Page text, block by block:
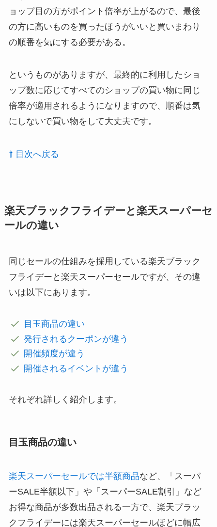
ョップ目の方がポイント倍率が上がるので、最後
の方に高いものを買ったほうがいいと買いまわり
の順番を気にする必要がある。
というものがありますが、最終的に利用したショ
ップ数に応じてすべてのショップの買い物に同じ
倍率が適用されるようになりますので、順番は気
にしないで買い物をして大丈夫です。
⇧ 目次へ戻る
楽天ブラックフライデーと楽天スーパーセ
ールの違い
同じセールの仕組みを採用している楽天ブラック
フライデーと楽天スーパーセールですが、その違
いは以下にあります。
目玉商品の違い
発行されるクーポンが違う
開催頻度が違う
開催されるイベントが違う
それぞれ詳しく紹介します。
目玉商品の違い
楽天スーパーセールでは半額商品など、「スーパ
ーSALE半額以下」や「スーパーSALE割引」など
お得な商品が多数出品される一方で、楽天ブラッ
クフライデーには楽天スーパーセールほどに幅広